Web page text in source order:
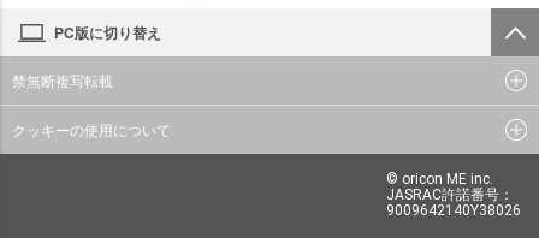
PC版に切り替え
禁無断複写転載
クッキーの使用について
© oricon ME inc.
JASRAC許諾番号：
9009642140Y38026